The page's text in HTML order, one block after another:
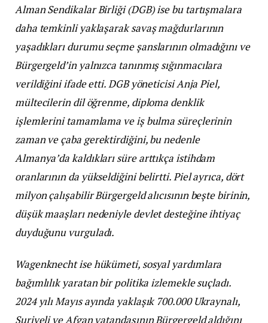
Alman Sendikalar Birliği (DGB) ise bu tartışmalara
daha temkinli yaklaşarak savaş mağdurlarının
yaşadıkları durumu seçme şanslarının olmadığını ve
Bürgergeld’in yalnızca tanınmış sığınmacılara
verildiğini ifade etti. DGB yöneticisi Anja Piel,
mültecilerin dil öğrenme, diploma denklik
işlemlerini tamamlama ve iş bulma süreçlerinin
zaman ve çaba gerektirdiğini, bu nedenle
Almanya’da kaldıkları süre arttıkça istihdam
oranlarının da yükseldiğini belirtti. Piel ayrıca, dört
milyon çalışabilir Bürgergeld alıcısının beşte birinin,
düşük maaşları nedeniyle devlet desteğine ihtiyaç
duyduğunu vurguladı.
Wagenknecht ise hükümeti, sosyal yardımlara
bağımlılık yaratan bir politika izlemekle suçladı.
2024 yılı Mayıs ayında yaklaşık 700.000 Ukraynalı,
Suriyeli ve Afgan vatandaşının Bürgergeld aldığını